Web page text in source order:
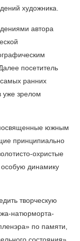
художника.
автора
посетитель
самых ранних
уже зрелом
южным
принципиально
охристые
динамику
творческую
натюрморта-
по памяти,